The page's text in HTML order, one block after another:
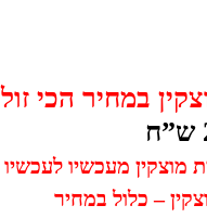
במחיר הכי זול
מוצקין מעכשיו לעכשיו
– כלול במחיר